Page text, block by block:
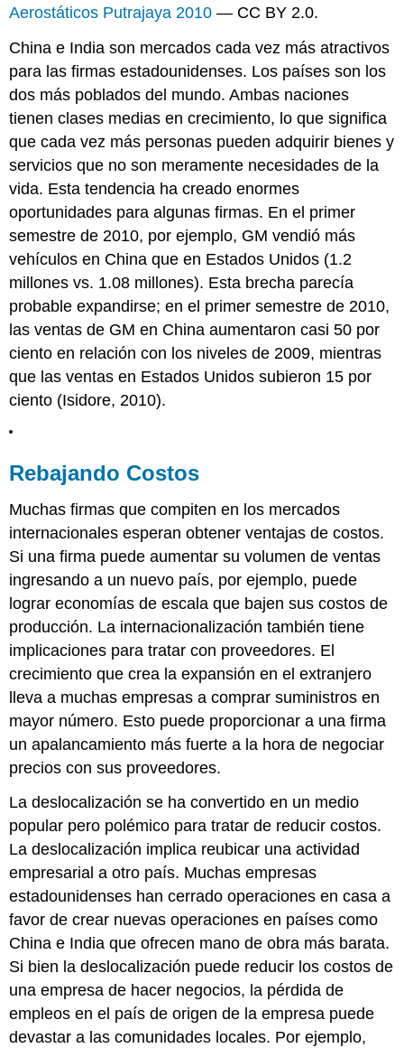
Aerostáticos Putrajaya 2010 — CC BY 2.0.
China e India son mercados cada vez más atractivos
para las firmas estadounidenses. Los países son los
dos más poblados del mundo. Ambas naciones
tienen clases medias en crecimiento, lo que significa
que cada vez más personas pueden adquirir bienes y
servicios que no son meramente necesidades de la
vida. Esta tendencia ha creado enormes
oportunidades para algunas firmas. En el primer
semestre de 2010, por ejemplo, GM vendió más
vehículos en China que en Estados Unidos (1.2
millones vs. 1.08 millones). Esta brecha parecía
probable expandirse; en el primer semestre de 2010,
las ventas de GM en China aumentaron casi 50 por
ciento en relación con los niveles de 2009, mientras
que las ventas en Estados Unidos subieron 15 por
ciento (Isidore, 2010).
Rebajando Costos
Muchas firmas que compiten en los mercados
internacionales esperan obtener ventajas de costos.
Si una firma puede aumentar su volumen de ventas
ingresando a un nuevo país, por ejemplo, puede
lograr economías de escala que bajen sus costos de
producción. La internacionalización también tiene
implicaciones para tratar con proveedores. El
crecimiento que crea la expansión en el extranjero
lleva a muchas empresas a comprar suministros en
mayor número. Esto puede proporcionar a una firma
un apalancamiento más fuerte a la hora de negociar
precios con sus proveedores.
Ladeslocalización se ha convertido en un medio
popular pero polémico para tratar de reducir costos.
La deslocalización implica reubicar una actividad
empresarial a otro país. Muchas empresas
estadounidenses han cerrado operaciones en casa a
favor de crear nuevas operaciones en países como
China e India que ofrecen mano de obra más barata.
Si bien la deslocalización puede reducir los costos de
una empresa de hacer negocios, la pérdida de
empleos en el país de origen de la empresa puede
devastar a las comunidades locales. Por ejemplo,